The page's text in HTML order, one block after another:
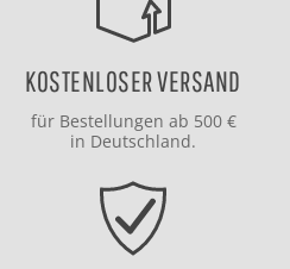
KOSTENLOSER VERSAND
für Bestellungen ab 500 €
in Deutschland.